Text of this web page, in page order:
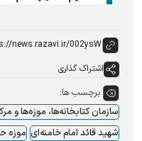
اشتراک گذاری
برچسب ها:
سازمان کتابخانه‌ها، موزه‌ها و
شهید قائد امام خامنه‌ای موزه